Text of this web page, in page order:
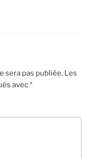
sera pas publiée. Les
avec*